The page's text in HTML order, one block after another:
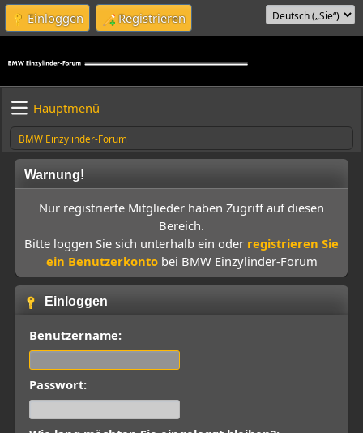
Einloggen Registrieren
Hauptmenü
BMW Einzylinder-Forum
Warnung!
Nur registrierte Mitglieder haben Zugriff auf diesen
Bereich.
Bitte loggen Sie sich unterhalb ein oder registrieren Sie
ein Benutzerkontobei BMW Einzylinder-Forum
Einloggen
Benutzername:
Passwort: